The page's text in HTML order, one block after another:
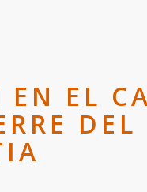
EN EL